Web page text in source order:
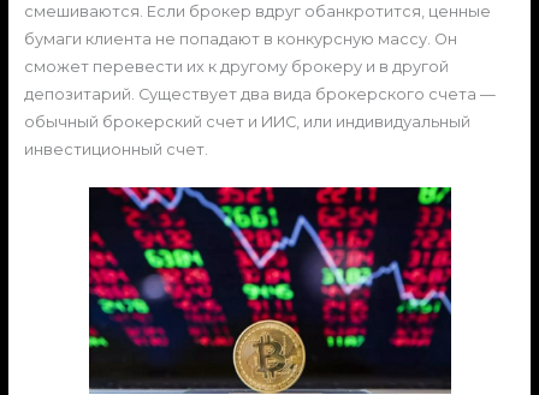
смешиваются. Если брокер вдруг обанкротится, ценные
бумаги клиента не попадают в конкурсную массу. Он
сможет перевести их к другому брокеру и в другой
депозитарий. Существует два вида брокерского счета —
обычный брокерский счет и ИИС, или индивидуальный
инвестиционный счет.